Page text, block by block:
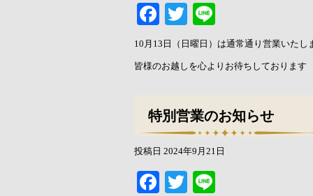
Facebook
Twitter
10月13日（日曜日）は通常通り営業いたし
皆様のお越しを心よりお待ちしております
特別営業のお知らせ
投稿日 2024年9月21日
Facebook
Twitter